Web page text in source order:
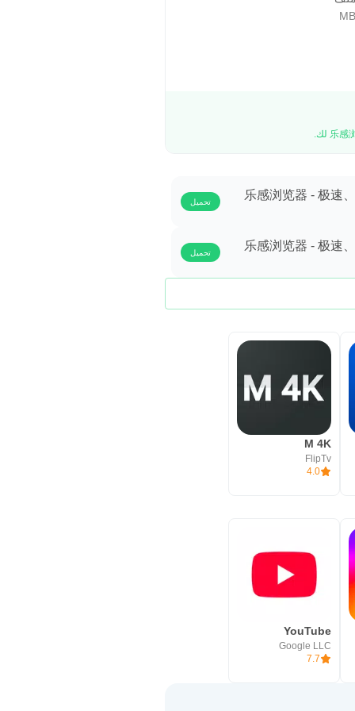
乐感浏览器 - 极速 تحميل
乐感浏览器 - 极速 تحميل
M 4K
FlipTv
4.0
YouTube
Google LLC
7.7